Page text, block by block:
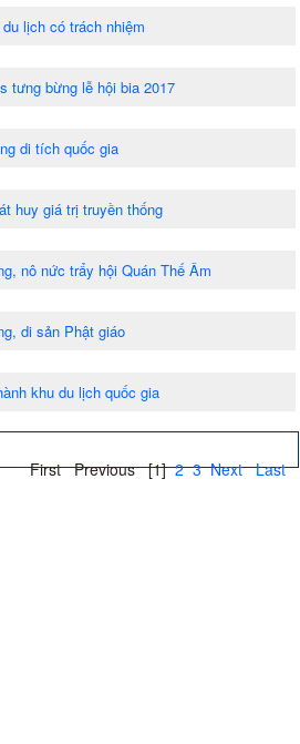
lịch có trách nhiệm
tưng bừng lễ hội bia 2017
di tích quốc gia
huy giá trị truyền thống
nô nức trẩy hội Quán Thế Âm
di sản Phật giáo
khu du lịch quốc gia
First Previous [1] 2 3 Next Last